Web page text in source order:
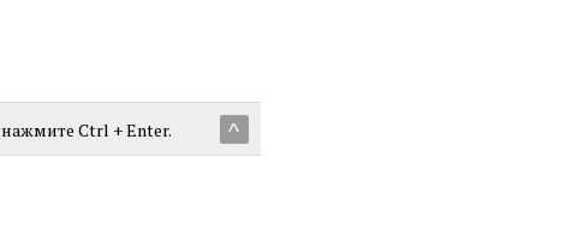
^
Ctrl + Enter.